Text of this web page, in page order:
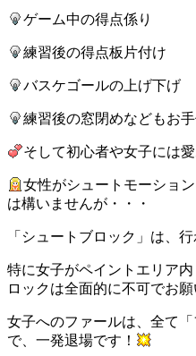
ゲーム中の得点係り
練習後の得点板片付け
バスケゴールの上げ下げ
練習後の窓閉めなどもお
そして初心者や女子には
女性がシュートモーショ
は構いませんが・・・
「シュートブロック」は、
特に女子がペイントエリア
ロックは全面的に不可でお
女子へのファールは、全て
で、一発退場です！